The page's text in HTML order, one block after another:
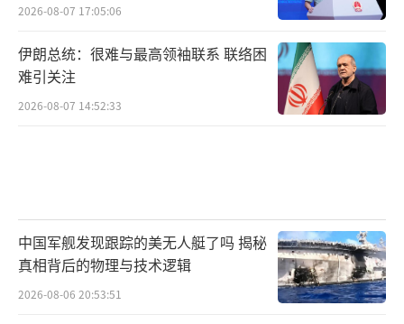
2026-08-07 17:05:06
伊朗总统：很难与最高领袖联系 联络困
难引关注
2026-08-07 14:52:33
中国军舰发现跟踪的美无人艇了吗 揭秘
真相背后的物理与技术逻辑
2026-08-06 20:53:51